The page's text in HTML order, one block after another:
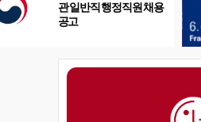
관 일반직 행정직원 채용
공고